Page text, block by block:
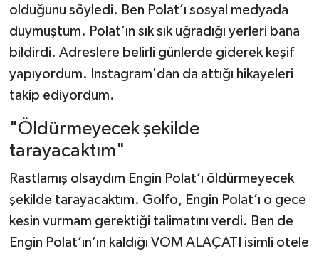
olduğunu söyledi. Ben Polat’ı sosyal medyada
duymuştum. Polat’ın sık sık uğradığı yerleri bana
bildirdi. Adreslere belirli günlerde giderek keşif
yapıyordum. Instagram'dan da attığı hikayeleri
takip ediyordum.
"Öldürmeyecek şekilde
tarayacaktım"
Rastlamış olsaydım Engin Polat’ı öldürmeyecek
şekilde tarayacaktım. Golfo, Engin Polat’ı o gece
kesin vurmam gerektiği talimatını verdi. Ben de
Engin Polat’ın’ın kaldığı VOM ALAÇATI isimli otele